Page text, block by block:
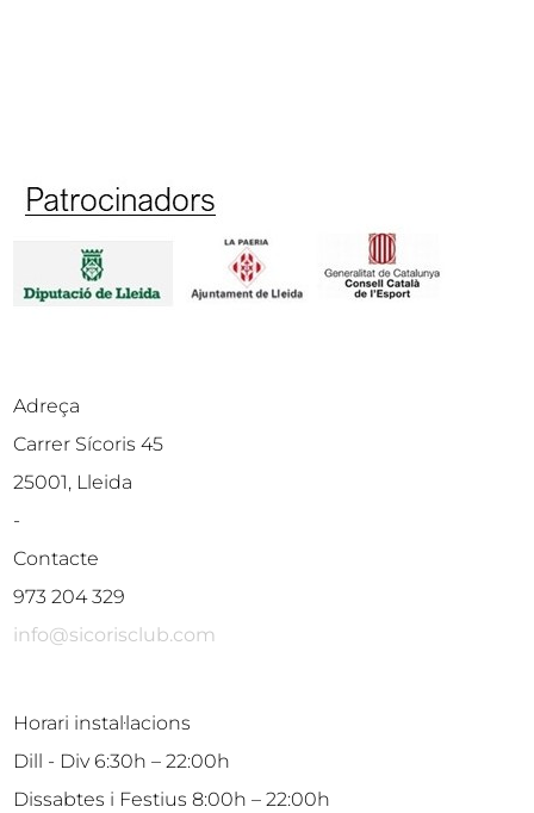
Adreça
Carrer Sícoris 45
25001, Lleida
-
Contacte
973 204 329
info@sicorisclub.com
Horari instal·lacions
Dill - Div 6:30h – 22:00h
Dissabtes i Festius 8:00h – 22:00h